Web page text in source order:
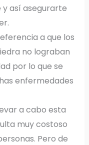
así asegurarte
a que los
no lograban
por lo que se
enfermedades
a cabo esta
muy costoso
Pero de